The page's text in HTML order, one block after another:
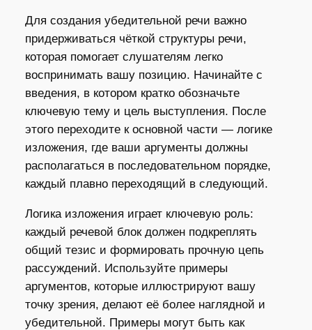
Для создания убедительной речи важно
придерживаться чёткой структуры речи,
которая помогает слушателям легко
воспринимать вашу позицию. Начинайте с
введения, в котором кратко обозначьте
ключевую тему и цель выступления. После
этого переходите к основной части — логике
изложения, где ваши аргументы должны
располагаться в последовательном порядке,
каждый плавно переходящий в следующий.
Логика изложения играет ключевую роль:
каждый речевой блок должен подкреплять
общий тезис и формировать прочную цепь
рассуждений. Используйте примеры
аргументов, которые иллюстрируют вашу
точку зрения, делают её более наглядной и
убедительной. Примеры могут быть как